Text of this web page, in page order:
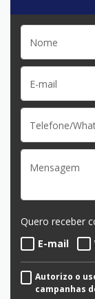
Quero receber
E-mail
Autorizo o
campanhas